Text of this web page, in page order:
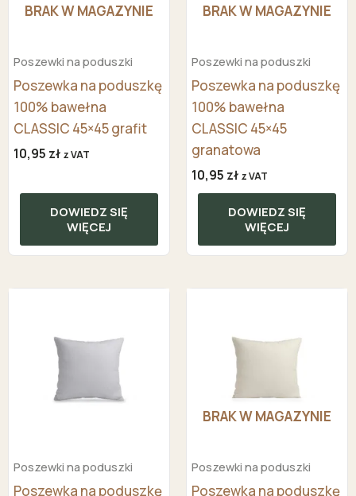
BRAK W MAGAZYNIE
Poszewki na poduszki
Poszewka na poduszkę
100% bawełna
CLASSIC 45×45 grafit
10,95 zł z VAT
DOWIEDZ SIĘ
WIĘCEJ
BRAK W MAGAZYNIE
Poszewki na poduszki
Poszewka na poduszkę
100% bawełna
CLASSIC 45×45
granatowa
10,95 zł z VAT
DOWIEDZ SIĘ
WIĘCEJ
Poszewki na poduszki
Poszewka na poduszkę
BRAK W MAGAZYNIE
Poszewki na poduszki
Poszewka na poduszkę